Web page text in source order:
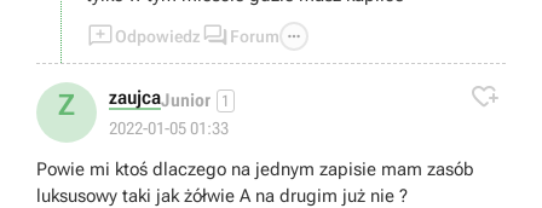
Odpowiedz  Forum 
Z zaujcaJunior 1
2022-01-05 01:33

Powie mi ktoś dlaczego na jednym zapisie mam zasób
luksusowy taki jak żółwie A na drugim już nie ?